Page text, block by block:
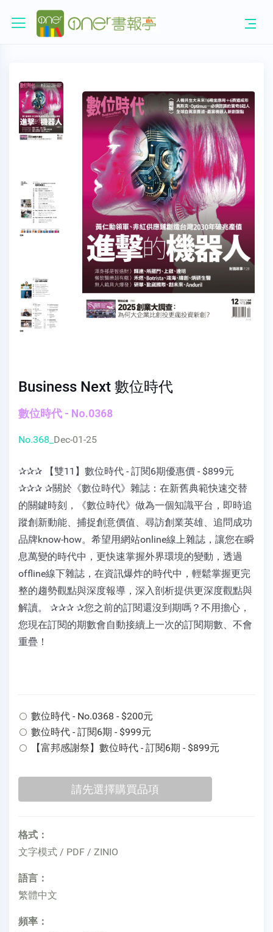
Business Next 數位時代
數位時代 - No.0368
No.368_ Dec-01-25
✰✰✰ 【雙11】數位時代 - 訂閱6期優惠價 - $899元
✰✰✰ ✰關於《數位時代》雜誌：在新舊典範快速交替
的關鍵時刻，《數位時代》做為一個知識平台，即時追
蹤創新動能、捕捉創意價值、尋訪創業英雄、追問成功
品牌know-how。希望用網站online線上雜誌，讓您在瞬
息萬變的時代中，更快速掌握外界環境的變動，透過
offline線下雜誌，在資訊爆炸的時代中，輕鬆掌握更完
整的趨勢觀點與深度報導，深入剖析提供更深度觀點與
解讀。 ✰✰✰ ✰您之前的訂閱還沒到期嗎？不用擔心，
您現在訂閱的期數會自動接續上一次的訂閱期數、不會
重疊！
數位時代 - No.0368 - $200元
數位時代 - 訂閱6期 - $999元
【富邦感謝祭】數位時代 - 訂閱6期 - $899元
格式：
文字模式 / PDF / ZINIO
語言：
繁體中文
頻率：